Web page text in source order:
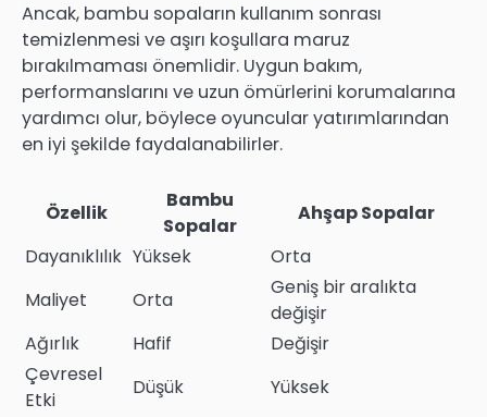
Ancak, bambu sopaların kullanım sonrası
temizlenmesi ve aşırı koşullara maruz
bırakılmaması önemlidir. Uygun bakım,
performanslarını ve uzun ömürlerini korumalarına
yardımcı olur, böylece oyuncular yatırımlarından
en iyi şekilde faydalanabilirler.
Özellik
Bambu
Sopalar
Ahşap Sopalar
Dayanıklılık Yüksek
Orta
Maliyet
Orta
Geniş bir aralıkta
değişir
Ağırlık
Hafif
Değişir
Çevresel
Etki
Düşük
Yüksek